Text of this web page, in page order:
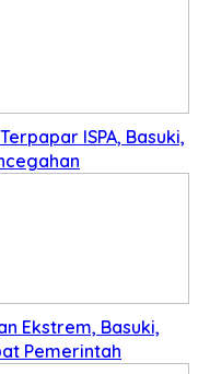
ISPA, Basuki,
Ekstrem, Basuki,
Pemerintah